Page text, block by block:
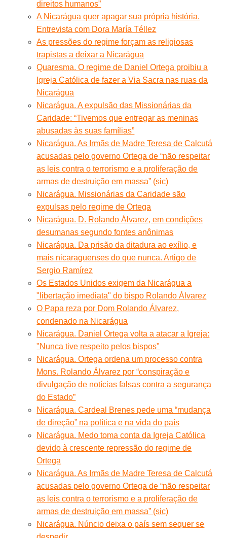
direitos humanos”
A Nicarágua quer apagar sua própria história.
Entrevista com Dora María Téllez
As pressões do regime forçam as religiosas
trapistas a deixar a Nicarágua
Quaresma. O regime de Daniel Ortega proibiu a
Igreja Católica de fazer a Via Sacra nas ruas da
Nicarágua
Nicarágua. A expulsão das Missionárias da
Caridade: “Tivemos que entregar as meninas
abusadas às suas famílias”
Nicarágua. As Irmãs de Madre Teresa de Calcutá
acusadas pelo governo Ortega de “não respeitar
as leis contra o terrorismo e a proliferação de
armas de destruição em massa” (sic)
Nicarágua. Missionárias da Caridade são
expulsas pelo regime de Ortega
Nicarágua. D. Rolando Álvarez, em condições
desumanas segundo fontes anônimas
Nicarágua. Da prisão da ditadura ao exílio, e
mais nicaraguenses do que nunca. Artigo de
Sergio Ramírez
Os Estados Unidos exigem da Nicarágua a
"libertação imediata" do bispo Rolando Álvarez
O Papa reza por Dom Rolando Álvarez,
condenado na Nicarágua
Nicarágua. Daniel Ortega volta a atacar a Igreja:
"Nunca tive respeito pelos bispos"
Nicarágua. Ortega ordena um processo contra
Mons. Rolando Álvarez por “conspiração e
divulgação de notícias falsas contra a segurança
do Estado”
Nicarágua. Cardeal Brenes pede uma “mudança
de direção” na política e na vida do país
Nicarágua. Medo toma conta da Igreja Católica
devido à crescente repressão do regime de
Ortega
Nicarágua. As Irmãs de Madre Teresa de Calcutá
acusadas pelo governo Ortega de “não respeitar
as leis contra o terrorismo e a proliferação de
armas de destruição em massa” (sic)
Nicarágua. Núncio deixa o país sem sequer se